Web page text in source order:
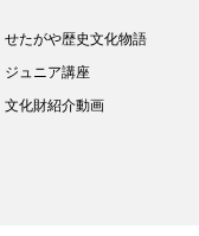
せたがや歴史文化物語
ジュニア講座
文化財紹介動画